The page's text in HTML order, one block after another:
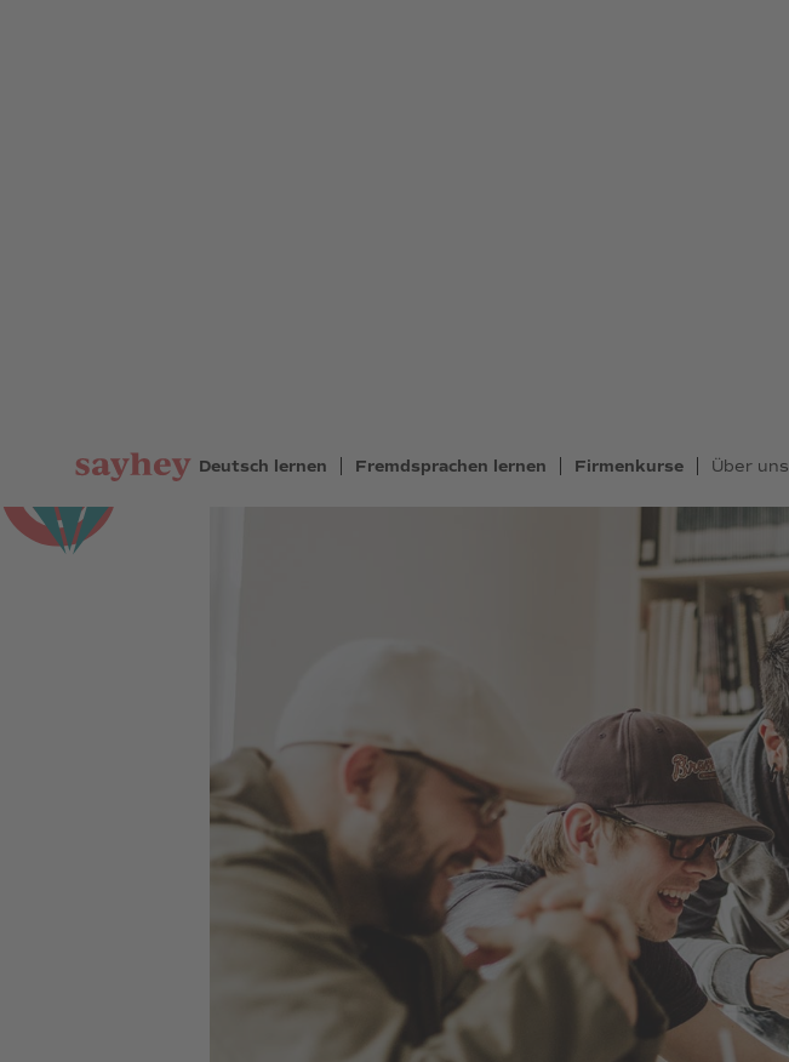
Deutsch lernen Fremdsprachen lernen Firmenkurse Über uns